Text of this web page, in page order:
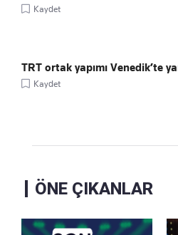
Kaydet
TRT ortak yapımı Venedik’te
Kaydet
ÖNE ÇIKANLAR